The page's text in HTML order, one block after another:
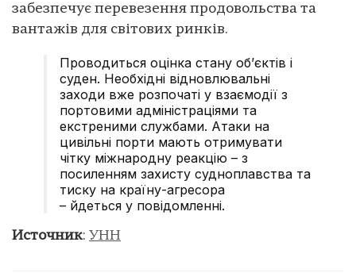
забезпечує перевезення продовольства та
вантажів для світових ринків.
Проводиться оцінка стану об’єктів і
суден. Необхідні відновлювальні
заходи вже розпочаті у взаємодії з
портовими адміністраціями та
екстреними службами. Атаки на
цивільні порти мають отримувати
чітку міжнародну реакцію – з
посиленням захисту судноплавства та
тиску на країну-агресора
– йдеться у повідомленні.
Источник: УНН